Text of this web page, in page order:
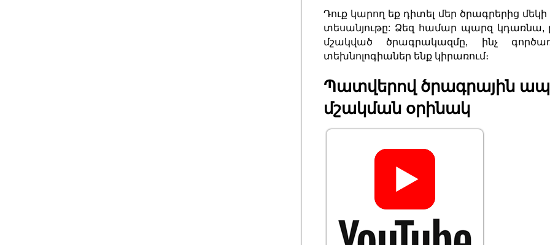
Դուք կարող եք դիտել մեր ծրագրերից
տեսանյութը: Ձեզ համար պարզ կդառնա,
մշակված ծրագրակազմը, ինչ
տեխնոլոգիաներ ենք կիրառում։
Պատվերով ծրագրային
մշակման օրինակ